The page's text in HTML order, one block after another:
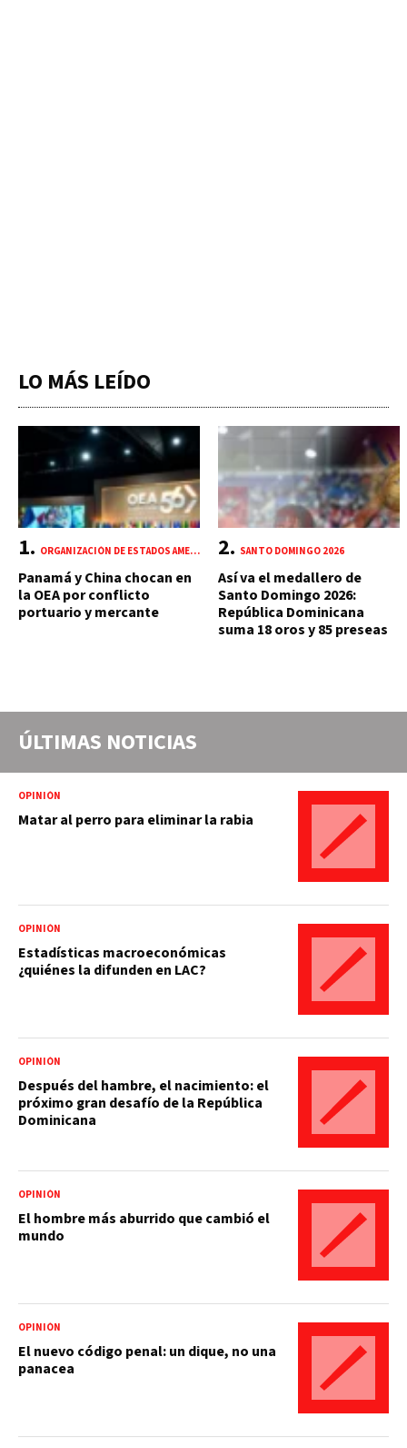
LO MÁS LEÍDO
ORGANIZACIÓN DE ESTADOS AMERICANOS (OEA)
Panamá y China chocan en
la OEA por conflicto
portuario y mercante
SANTO DOMINGO 2026
Así va el medallero de
Santo Domingo 2026:
República Dominicana
suma 18 oros y 85 preseas
ÚLTIMAS NOTICIAS
OPINIÓN
Matar al perro para eliminar la rabia
OPINIÓN
Estadísticas macroeconómicas
¿quiénes la difunden en LAC?
OPINIÓN
Después del hambre, el nacimiento: el
próximo gran desafío de la República
Dominicana
OPINIÓN
El hombre más aburrido que cambió el
mundo
OPINIÓN
El nuevo código penal: un dique, no una
panacea